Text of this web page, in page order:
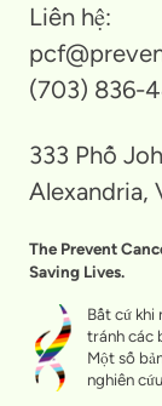
Liên hệ:
(703) 836-
333 Phố
Alexandria,
The Prevent
Saving Lives.
Bất cứ khi
tránh các
Một số
nghiên